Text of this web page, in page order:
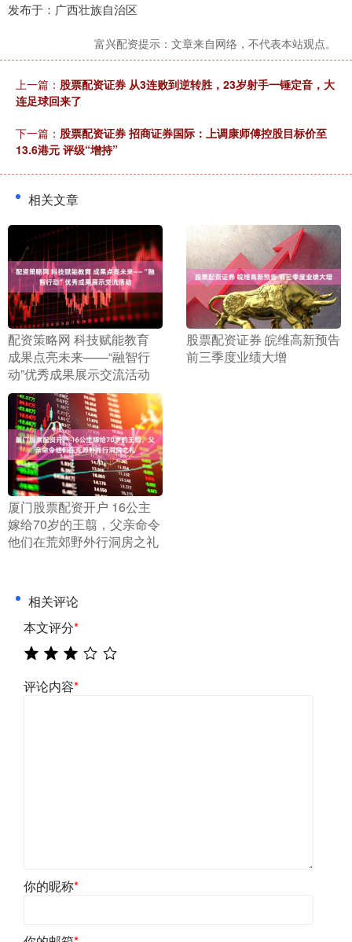
发布于：广西壮族自治区
富兴配资提示：文章来自网络，不代表本站观点。
上一篇： 股票配资证券 从3连败到逆转胜，23岁射手一锤定音，大
连足球回来了
下一篇： 股票配资证券 招商证券国际：上调康师傅控股目标价至
13.6港元 评级“增持”
相关文章
​配资策略网 科技赋能教育
成果点亮未来——“融智行
动”优秀成果展示交流活动
​股票配资证券 皖维高新预告
前三季度业绩大增
​厦门股票配资开户 16公主
嫁给70岁的王翦，父亲命令
他们在荒郊野外行洞房之礼
相关评论
本文评分*
评论内容*
你的昵称*